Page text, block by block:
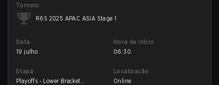
Torneio
R6S 2025 APAC ASIA Stage 1
Data
19 julho
Hora de início
06:30
Etapa
Playoffs - Lower Bracket
Localização
Online